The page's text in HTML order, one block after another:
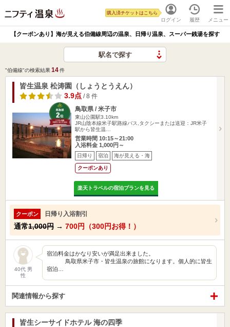
ログイン
購入済チケットはこちら
履歴 メニュー
【クーポンあり】海が見える伯備線周辺の温泉、日帰り温泉、スーパー銭湯を探す
駅名で探す
"伯備線"の検索結果14件
皆生温泉 松涛園（しょうとうえん）
3.9点 / 8 件
鳥取県 / 米子市
東山公園駅3.10km
JR山陰本線米子駅路線バス,タクシーまたは送迎：JR米子
駅から皆生温…
営業時間 10:15～21:00
入浴料金 1,000円～
日帰り 宿泊 海が見える・海
クーポンあり
楽天トラベルの宿泊プランを見る
クーポン 日帰り入浴割引
通常1,000円 → 700円（300円お得！）
40代 男
性
宿泊料金はかなり安いが満足出来ました。
鳥取県米子市・皆生温泉の旅館になります。個人的に皆生
宿泊…
関連情報から探す
皆生シーサイドホテル 海の四季